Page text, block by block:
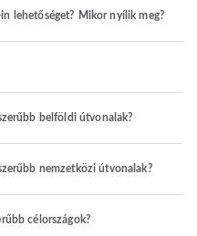
lehetőséget? Mikor nyílik meg?
belföldi útvonalak?
nemzetközi útvonalak?
célországok?